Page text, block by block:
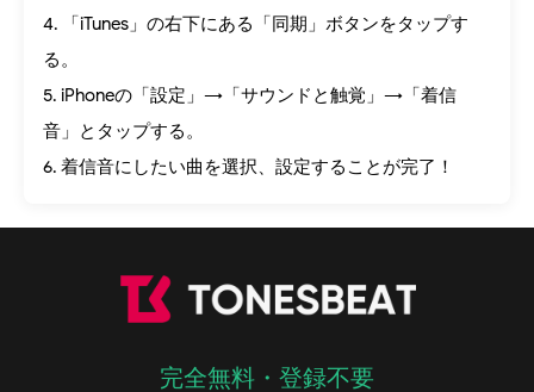
4. 「iTunes」の右下にある「同期」ボタンをタップす
る。
5. iPhoneの「設定」→「サウンドと触覚」→「着信
音」とタップする。
6. 着信音にしたい曲を選択、設定することが完了！
完全無料・登録不要